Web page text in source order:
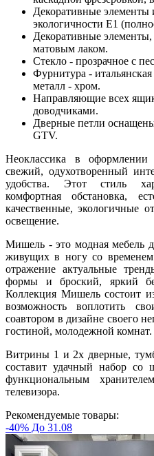
Декоративные
экологичности Е1
Декоративные
матовым лаком.
Стекло - прозрачное с
Фурнитура -
металл - хром.
Направляющие всех
доводчиками.
Дверные петли
GTV.
Неоклассика в оформлении
свежий, одухотворенный
удобства. Этот стиль
комфортная обстановка,
качественные, экологичные
освещение.
Мишель - это модная мебель
живущих в ногу со
отражение актуальные
формы и броский, яркий
Коллекция Мишель состоит
возможность воплотить
соавтором в дизайне своего
гостиной, молодежной комнат.
Витрины 1 и 2х дверные,
составит удачный набор со
функциональным
телевизора.
Рекомендуемые товары:
-40% До 31.08